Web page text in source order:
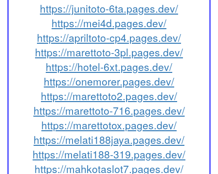
https://junitoto-6ta.pages.dev/
https://mei4d.pages.dev/
https://apriltoto-cp4.pages.dev/
https://marettoto-3pl.pages.dev/
https://hotel-6xt.pages.dev/
https://onemorer.pages.dev/
https://marettoto2.pages.dev/
https://marettoto-716.pages.dev/
https://marettotox.pages.dev/
https://melati188jaya.pages.dev/
https://melati188-319.pages.dev/
https://mahkotaslot7.pages.dev/